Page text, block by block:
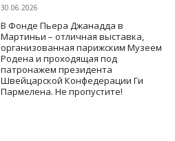
30.06.2026
В Фонде Пьера Джанадда в
Мартиньи – отличная выставка,
организованная парижским Музеем
Родена и проходящая под
патронажем президента
Швейцарской Конфедерации Ги
Пармелена. Не пропустите!